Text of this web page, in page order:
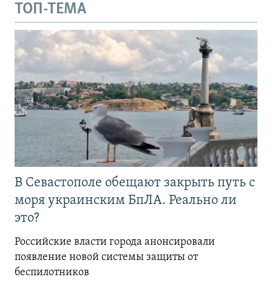
ТОП-ТЕМА
В Севастополе обещают закрыть путь с
моря украинским БпЛА. Реально ли
это?
Российские власти города анонсировали
появление новой системы защиты от
беспилотников